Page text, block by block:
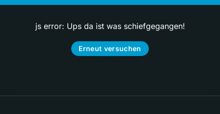
js error: Ups da ist was schiefgegangen!
Erneut versuchen